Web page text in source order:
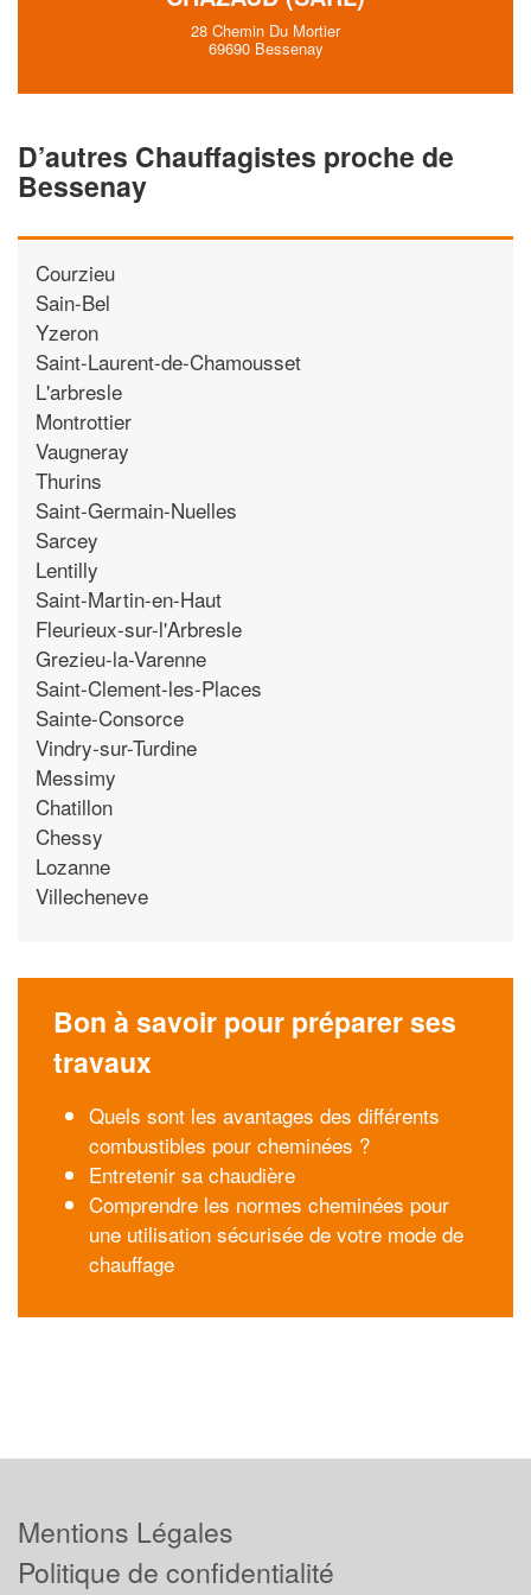
28 Chemin Du Mortier
69690 Bessenay
D’autres Chauffagistes proche de
Bessenay
Courzieu
Sain-Bel
Yzeron
Saint-Laurent-de-Chamousset
L'arbresle
Montrottier
Vaugneray
Thurins
Saint-Germain-Nuelles
Sarcey
Lentilly
Saint-Martin-en-Haut
Fleurieux-sur-l'Arbresle
Grezieu-la-Varenne
Saint-Clement-les-Places
Sainte-Consorce
Vindry-sur-Turdine
Messimy
Chatillon
Chessy
Lozanne
Villecheneve
Bon à savoir pour préparer ses
travaux
Quels sont les avantages des différents
combustibles pour cheminées ?
Entretenir sa chaudière
Comprendre les normes cheminées pour
une utilisation sécurisée de votre mode de
chauffage
Mentions Légales
Politique de confidentialité